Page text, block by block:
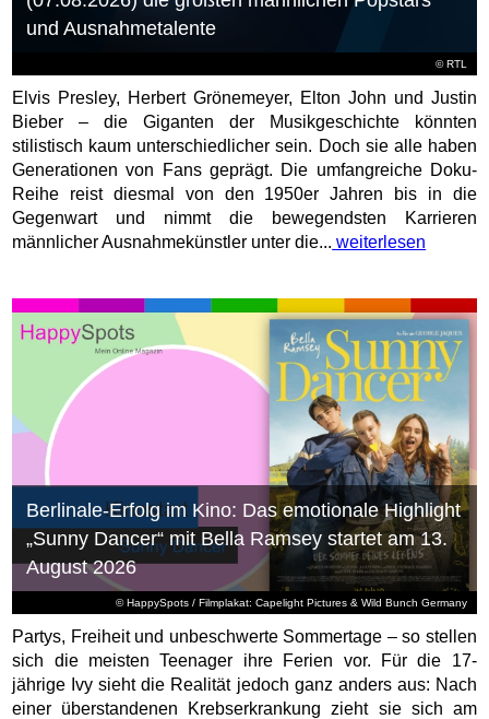
©RTL
und Ausnahmetalente
Elvis Presley, Herbert Grönemeyer, Elton John und Justin
Bieber – die Giganten der Musikgeschichte könnten
stilistisch kaum unterschiedlicher sein. Doch sie alle haben
Generationen von Fans geprägt. Die umfangreiche Doku-
Reihe reist diesmal von den 1950er Jahren bis in die
Gegenwart und nimmt die bewegendsten Karrieren
männlicher Ausnahmekünstler unter die... weiterlesen
© HappySpots / Filmplakat: Capelight Pictures & Wild Bunch Germany
Berlinale-Erfolg im Kino: Das emotionale Highlight
„Sunny Dancer“ mit Bella Ramsey startet am 13.
August 2026
Partys, Freiheit und unbeschwerte Sommertage – so stellen
sich die meisten Teenager ihre Ferien vor. Für die 17-
jährige Ivy sieht die Realität jedoch ganz anders aus: Nach
einer überstandenen Krebserkrankung zieht sie sich am